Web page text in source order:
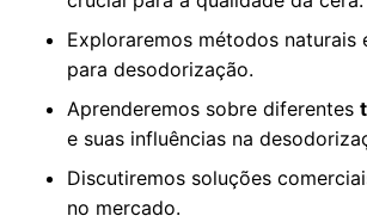
Exploraremos métodos naturais
para desodorização.
Aprenderemos sobre diferentes
e suas influências na
Discutiremos soluções
no mercado.